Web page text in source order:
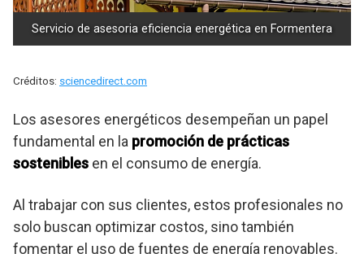
Servicio de asesoria eficiencia energética en Formentera
Créditos: sciencedirect.com
Los asesores energéticos desempeñan un papel
fundamental en la promoción de prácticas
sostenibles en el consumo de energía.
Al trabajar con sus clientes, estos profesionales no
solo buscan optimizar costos, sino también
fomentar el uso de fuentes de energía renovables.